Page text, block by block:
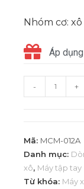
Nhóm cơ: xô
Áp
- +
Mã: MCM-012A
Danh mục:
xô, Máy tập tay
Từ khóa: Máy